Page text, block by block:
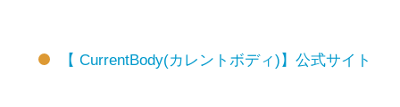
【 CurrentBody(カレントボディ)】公式サイト